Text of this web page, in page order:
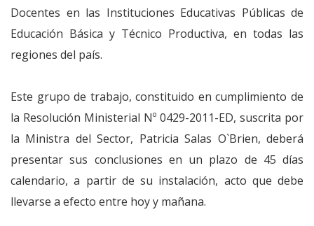
Docentes en las Instituciones Educativas Públicas de
Educación Básica y Técnico Productiva, en todas las
regiones del país.
Este grupo de trabajo, constituido en cumplimiento de
la Resolución Ministerial Nº 0429-2011-ED, suscrita por
la Ministra del Sector, Patricia Salas O`Brien, deberá
presentar sus conclusiones en un plazo de 45 días
calendario, a partir de su instalación, acto que debe
llevarse a efecto entre hoy y mañana.